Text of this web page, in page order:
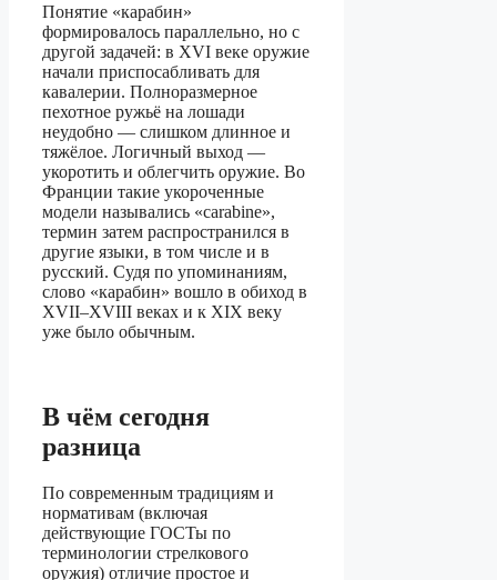
Понятие «карабин»
формировалось параллельно, но с
другой задачей: в XVI веке оружие
начали приспосабливать для
кавалерии. Полноразмерное
пехотное ружьё на лошади
неудобно — слишком длинное и
тяжёлое. Логичный выход —
укоротить и облегчить оружие. Во
Франции такие укороченные
модели назывались «carabine»,
термин затем распространился в
другие языки, в том числе и в
русский. Судя по упоминаниям,
слово «карабин» вошло в обиход в
XVII–XVIII веках и к XIX веку
уже было обычным.
В чём сегодня
разница
По современным традициям и
нормативам (включая
действующие ГОСТы по
терминологии стрелкового
оружия) отличие простое и